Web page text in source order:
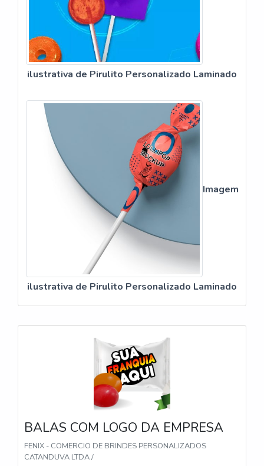
ilustrativa de Pirulito Personalizado Laminado
Imagem
ilustrativa de Pirulito Personalizado Laminado
BALAS COM LOGO DA EMPRESA
FENIX - COMERCIO DE BRINDES PERSONALIZADOS
CATANDUVA LTDA /